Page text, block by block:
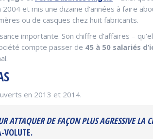
et mis une dizaine d’années à faire
ou de casques chez huit fabricants.
importante. Son chiffre d’affaires –
compte passer de 45 à 50 salariés
en 2013 et 2014.
ATTAQUER DE FAÇON PLUS AGRESSIVE
VOLUTE.